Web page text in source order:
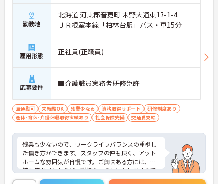
勤務地
北海道 河東郡音更町 木野大通東17-1-4
ＪＲ根室本線「柏林台駅」バス・車15分
雇用形態 正社員(正職員)
応募要件 ■介護職員実務者研修免許
車通勤可 未経験OK 残業少なめ 資格取得サポート
研修制度あり
産休･育休･介護休暇取得実績あり
社会保険完備 交通費支給
残業も少ないので、ワークライフバランスの重視し
た働き方ができます。スタッフの仲も良く、アット
ホームな雰囲気が自慢です。ご興味ある方には、面
接対策ポイントなど、詳細をお話しいたしますので
お気軽にご相談ください。